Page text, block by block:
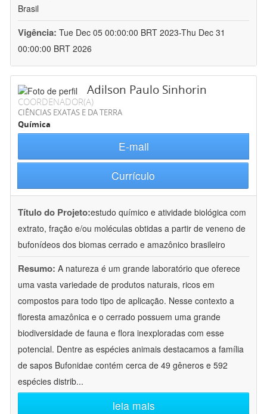
Brasil
Vigência: Tue Dec 05 00:00:00 BRT 2023-Thu Dec 31
00:00:00 BRT 2026
Adilson Paulo Sinhorin
COORDENADOR(A)
CIÊNCIAS EXATAS E DA TERRA
Química
E-mail
Currículo
Título do Projeto:estudo químico e atividade biológica com
extrato, fração e/ou moléculas obtidas a partir de veneno de
bufonídeos dos biomas cerrado e amazônico brasileiro
Resumo: A natureza é um grande laboratório que oferece
uma vasta variedade de produtos naturais, ricos em
compostos para todo tipo de aplicação. Nesse contexto a
floresta amazônica e o cerrado possuem uma grande
biodiversidade de fauna e flora inexploradas com esse
potencial. Dentre as espécies animais destacamos a família
de sapos Bufonidae contém cerca de 49 gêneros e 592
espécies distrib...
leia mais